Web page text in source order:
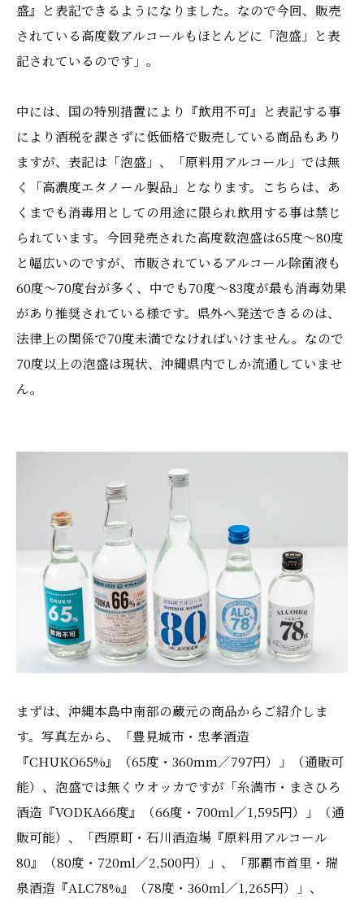
盛』と表記できるようになりました。なので今回、販売
されている高度数アルコールもほとんどに「泡盛」と表
記されているのです」。
中には、国の特別措置により『飲用不可』と表記する事
により酒税を課さずに低価格で販売している商品もあり
ますが、表記は「泡盛」、「原料用アルコール」では無
く「高濃度エタノール製品」となります。こちらは、あ
くまでも消毒用としての用途に限られ飲用する事は禁じ
られています。今回発売された高度数泡盛は65度～80度
と幅広いのですが、市販されているアルコール除菌液も
60度～70度台が多く、中でも70度～83度が最も消毒効果
があり推奨されている様です。県外へ発送できるのは、
法律上の関係で70度未満でなければいけません。なので
70度以上の泡盛は現状、沖縄県内でしか流通していませ
ん。
まずは、沖縄本島中南部の蔵元の商品からご紹介しま
す。写真左から、「豊見城市・忠孝酒造
『CHUKO65%』（65度・360mm／797円）」（通販可
能）、泡盛では無くウオッカですが「糸満市・まさひろ
酒造『VODKA66度』（66度・700ml／1,595円）」（通
販可能）、「西原町・石川酒造場『原料用アルコール
80』（80度・720ml／2,500円）」、「那覇市首里・瑞
泉酒造『ALC78%』（78度・360ml／1,265円）」、